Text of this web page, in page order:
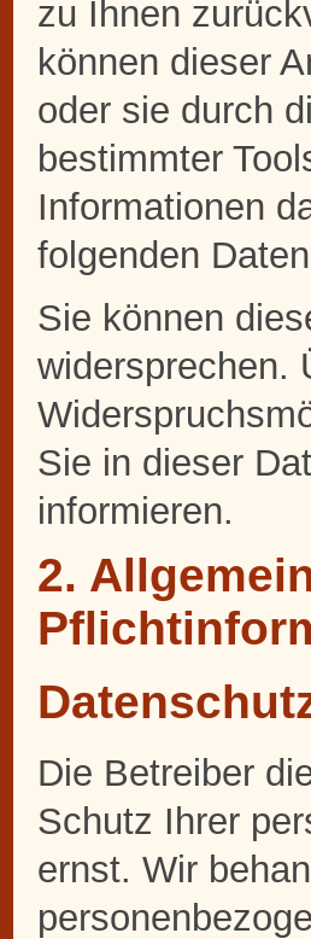
zu Ihnen
können dieser
oder sie durch
bestimmter
Informationen
folgenden
Sie können
widersprechen.
Sie in dieser
informieren.
2.
Die Betreiber
Schutz Ihrer
ernst. Wir